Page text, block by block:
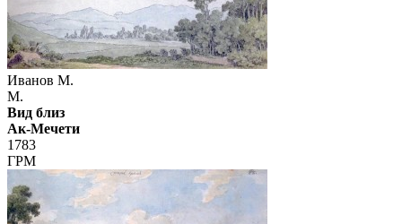
Иванов М.
М.
Вид близ
Ак-Мечети
1783
ГРМ